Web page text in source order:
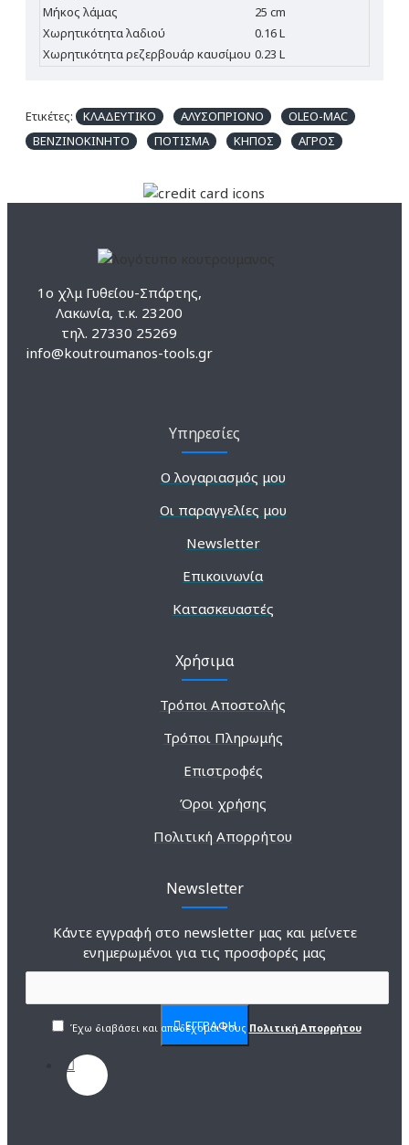
Μήκος λάμας
25 cm
Χωρητικότητα λαδιού
0.16 L
Χωρητικότητα ρεζερβουάρ καυσίμου 0.23 L
Ετικέτες: ΚΛΑΔΕΥΤΙΚΟ ΑΛΥΣΟΠΡΙΟΝΟ
OLEO-MAC
ΒΕΝΖΙΝΟΚΙΝΗΤΟ
ΠΟΤΙΣΜΑ ΚΗΠΟΣ ΑΓΡΟΣ
1ο χλμ Γυθείου-Σπάρτης,
Λακωνία, τ.κ. 23200
τηλ. 27330 25269
info@koutroumanos-tools.gr
Υπηρεσίες
Ο λογαριασμός μου
Οι παραγγελίες μου
Newsletter
Επικοινωνία
Κατασκευαστές
Χρήσιμα
Τρόποι Αποστολής
Τρόποι Πληρωμής
Επιστροφές
Όροι χρήσης
Πολιτική Απορρήτου
Newsletter
Κάντε εγγραφή στο newsletter μας και μείνετε
ενημερωμένοι για τις προσφορές μας
ΕΓΓΡΑΦΗ
Έχω διαβάσει και αποδέχομαι τους Πολιτική Απορρήτου